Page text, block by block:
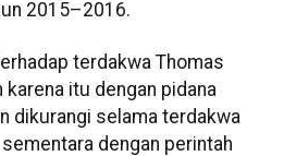
2015–2016.
terdakwa Thomas
itu dengan pidana
dikurangi selama terdakwa
dengan perintah